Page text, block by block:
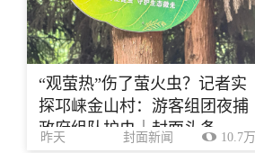
“观萤热”伤了萤火虫？记者实
探邛崃金山村：游客组团夜捕
政府组队护虫｜封面头条
昨天 封面新闻 10.7万